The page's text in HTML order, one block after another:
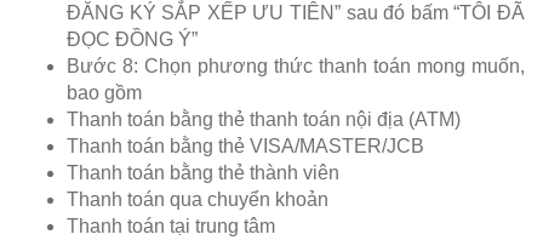
ĐĂNG KÝ SẮP XẾP ƯU TIÊN” sau đó bấm “TÔI ĐÃ
ĐỌC ĐỒNG Ý”
Bước 8: Chọn phương thức thanh toán mong muốn,
bao gồm
Thanh toán bằng thẻ thanh toán nội địa (ATM)
Thanh toán bằng thẻ VISA/MASTER/JCB
Thanh toán bằng thẻ thành viên
Thanh toán qua chuyển khoản
Thanh toán tại trung tâm